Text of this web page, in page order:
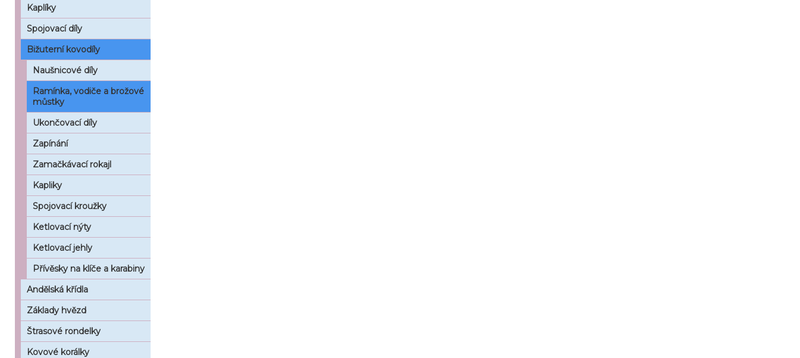
Kaplíky
Spojovací díly
Bižuterní kovodíly
Naušnicové díly
Ramínka, vodiče a brožové
můstky
Ukončovací díly
Zapínání
Zamačkávací rokajl
Kapliky
Spojovací kroužky
Ketlovací nýty
Ketlovací jehly
Přívěsky na klíče a karabiny
Andělská křídla
Základy hvězd
Štrasové rondelky
Kovové korálky